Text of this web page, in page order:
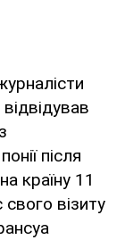
після
країну 11
візиту